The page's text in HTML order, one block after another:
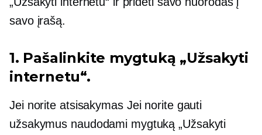
savo įrašą.
1. Pašalinkite mygtuką „Užsakyti
internetu“.
Jei norite atsisakymasJei norite gauti
užsakymus naudodami mygtuką „Užsakyti